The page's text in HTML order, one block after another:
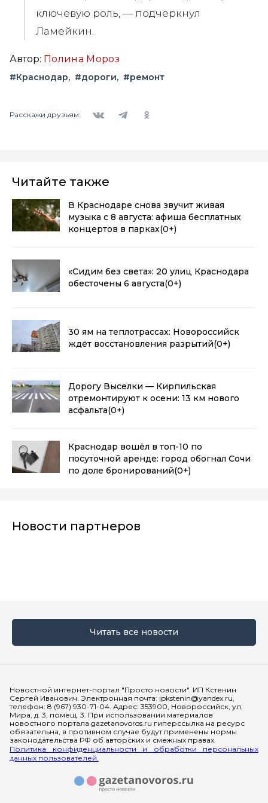
ключевую роль, — подчеркнул
Ламейкин.
Автор: Полина Мороз
#Краснодар #дороги #ремонт
Расскажи друзьям:
Читайте также
В Краснодаре снова звучит живая
музыка с 8 августа: афиша бесплатных
концертов в парках(0+)
«Сидим без света»: 20 улиц Краснодара
обесточены 6 августа(0+)
30 ям на теплотрассах: Новороссийск
ждёт восстановления разрытий(0+)
Дорогу Выселки — Кирпильская
отремонтируют к осени: 13 км нового
асфальта(0+)
Краснодар вошёл в топ-10 по
посуточной аренде: город обогнал Сочи
по доле бронирований(0+)
Новости партнеров
Читать все новости
Новостной интернет-портал "Просто новости". ИП Кстенин
Сергей Иванович. Электронная почта: ipkstenin@yandex.ru,
телефон: 8 (967) 930-71-04. Адрес: 353900, Новороссийск, ул.
Мира, д. 3, помещ. 3. При использовании материалов
новостного портала gazetanovoros.ru гиперссылка на ресурс
обязательна, в противном случае будут применены нормы
законодательства РФ об авторских и смежных правах.
Политика конфиденциальности и обработки персональных
данных пользователей.